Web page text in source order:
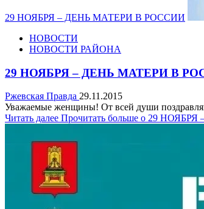
29 НОЯБРЯ – ДЕНЬ МАТЕРИ В РОССИИ
НОВОСТИ
НОВОСТИ РАЙОНА
29 НОЯБРЯ – ДЕНЬ МАТЕРИ В
Ржевская Правда 29.11.2015
Уважаемые женщины! От всей души
Читать далее Прочитать больше о 29